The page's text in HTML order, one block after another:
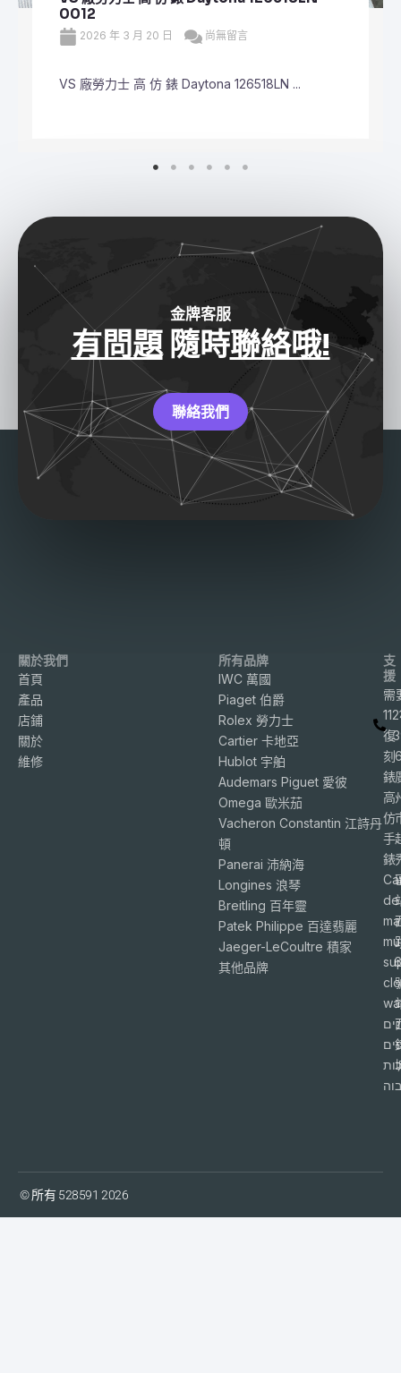
126610LV
2026 年 3 月 20 日 尚無留言
VS 廠勞力士 頂級 復刻 錶 Submariner Dat ...
金牌客服
有問題隨時聯絡哦!
聯絡我們
關於我們
首頁
產品
店鋪
關於
維修
所有品牌
IWC 萬國
Piaget 伯爵
Rolex 勞力士
Cartier 卡地亞
Hublot 宇舶
Audemars Piguet 愛彼
Omega 歐米茄
Vacheron Constantin 江詩丹
頓
Panerai 沛納海
Longines 浪琴
Breitling 百年靈
Patek Philippe 百達翡麗
Jaeger-LeCoultre 積家
其他品牌
支
援
需
復
刻
錶
高
仿
手
錶
de
© 所有 528591 2026